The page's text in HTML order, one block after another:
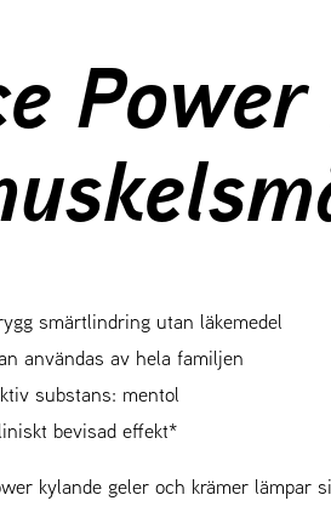
smärtlindring utan läkemedel
användas av hela familjen
substans: mentol
bevisad effekt*
kylande geler och krämer lämpar